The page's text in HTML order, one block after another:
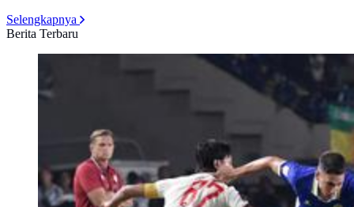
Selengkapnya
Berita Terbaru